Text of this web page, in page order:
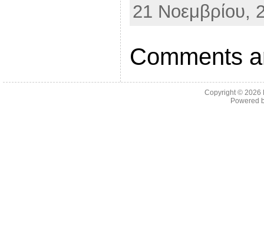
r
21 Νοεμβρίου,
Comments
Copyright © 2026
Powered